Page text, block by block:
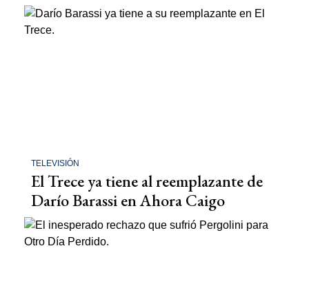
TELEVISIÓN
El Trece ya tiene al reemplazante de
Darío Barassi en Ahora Caigo